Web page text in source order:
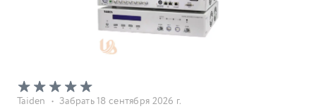
Taiden • Забрать 18 сентября 2026 г.